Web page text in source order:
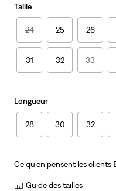
Taille
24 25 26
31 32 33
Longueur
28 30 32
Ce qu’en pensent les clients
Guide des tailles